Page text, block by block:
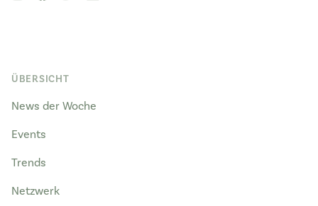
ÜBERSICHT
News der Woche
Events
Trends
Netzwerk